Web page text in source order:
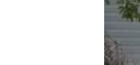
Обращения граждан
Противодействие коррупции